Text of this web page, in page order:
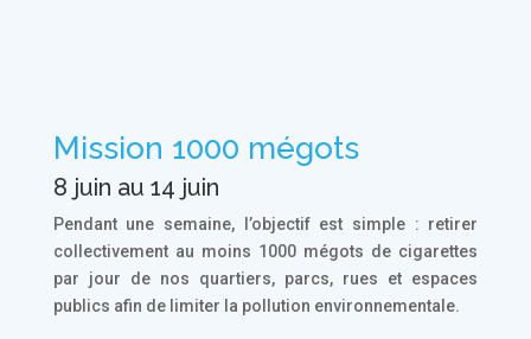
Mission 1000 mégots
8 juin au 14 juin
Pendant une semaine, l’objectif est simple : retirer
collectivement au moins 1000 mégots de cigarettes
par jour de nos quartiers, parcs, rues et espaces
publics afin de limiter la pollution environnementale.